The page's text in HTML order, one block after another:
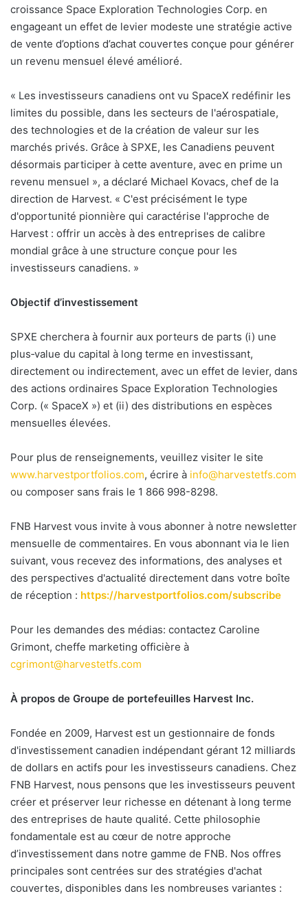
croissance Space Exploration Technologies Corp. en
engageant un effet de levier modeste une stratégie active
de vente d’options d’achat couvertes conçue pour générer
un revenu mensuel élevé amélioré.
« Les investisseurs canadiens ont vu SpaceX redéfinir les
limites du possible, dans les secteurs de l'aérospatiale,
des technologies et de la création de valeur sur les
marchés privés. Grâce à SPXE, les Canadiens peuvent
désormais participer à cette aventure, avec en prime un
revenu mensuel », a déclaré Michael Kovacs, chef de la
direction de Harvest. « C'est précisément le type
d'opportunité pionnière qui caractérise l'approche de
Harvest : offrir un accès à des entreprises de calibre
mondial grâce à une structure conçue pour les
investisseurs canadiens. »
Objectif d’investissement
SPXE cherchera à fournir aux porteurs de parts (i) une
plus‑value du capital à long terme en investissant,
directement ou indirectement, avec un effet de levier, dans
des actions ordinaires Space Exploration Technologies
Corp. (« SpaceX ») et (ii) des distributions en espèces
mensuelles élevées.
Pour plus de renseignements, veuillez visiter le site
www.harvestportfolios.com, écrire à info@harvestetfs.com
ou composer sans frais le 1 866 998-8298.
FNB Harvest vous invite à vous abonner à notre newsletter
mensuelle de commentaires. En vous abonnant via le lien
suivant, vous recevez des informations, des analyses et
des perspectives d'actualité directement dans votre boîte
de réception : https://harvestportfolios.com/subscribe
Pour les demandes des médias: contactez Caroline
Grimont, cheffe marketing officière à
cgrimont@harvestetfs.com
À propos de Groupe de portefeuilles Harvest Inc.
Fondée en 2009, Harvest est un gestionnaire de fonds
d'investissement canadien indépendant gérant 12 milliards
de dollars en actifs pour les investisseurs canadiens. Chez
FNB Harvest, nous pensons que les investisseurs peuvent
créer et préserver leur richesse en détenant à long terme
des entreprises de haute qualité. Cette philosophie
fondamentale est au cœur de notre approche
d’investissement dans notre gamme de FNB. Nos offres
principales sont centrées sur des stratégies d'achat
couvertes, disponibles dans les nombreuses variantes :